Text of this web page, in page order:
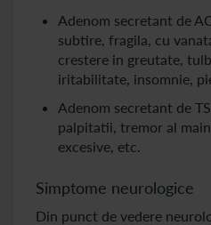
Adenom secretant de
subtire, fragila, cu
crestere in greutate,
iritabilitate, insomnie,
Adenom secretant de
palpitatii, tremor al
excesive, etc.
Simptome neurologice
Din punct de vedere